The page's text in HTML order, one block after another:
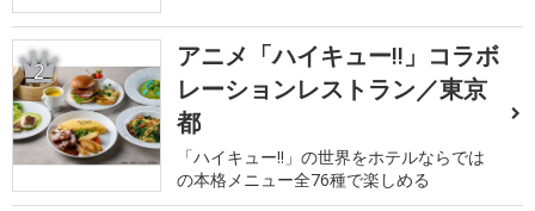
2
アニメ「ハイキュー!!」コラボ
レーションレストラン／東京
都
「ハイキュー!!」の世界をホテルならでは
の本格メニュー全76種で楽しめる